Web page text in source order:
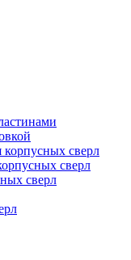
сверл
сверл
сверл